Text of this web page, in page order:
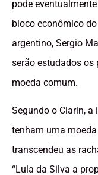
pode
bloco econômico
argentino, Sergio
serão estudados os
moeda comum.
Segundo o Clarin, a
tenham uma
transcendeu as
“Lula da Silva a